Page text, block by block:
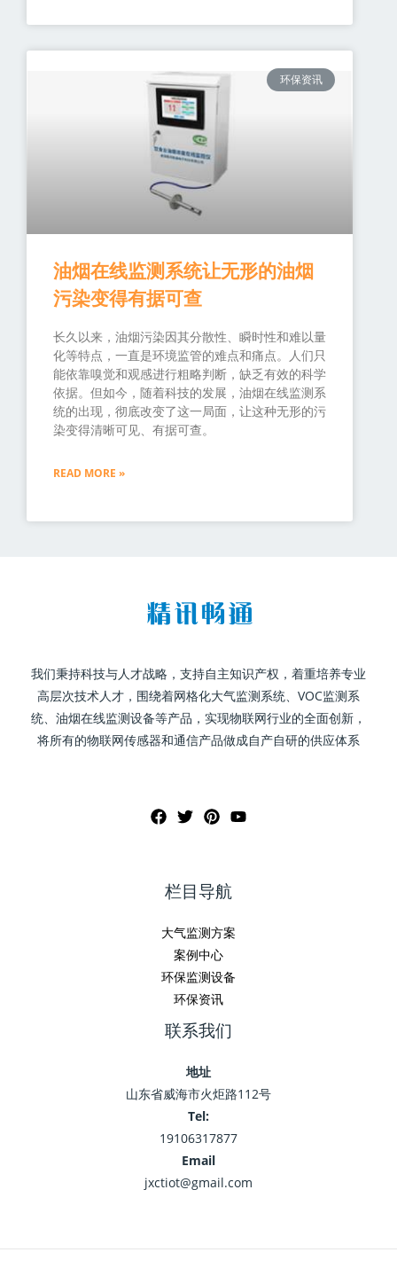
环保资讯
油烟在线监测系统让无形的油烟
污染变得有据可查
长久以来，油烟污染因其分散性、瞬时性和难以量
化等特点，一直是环境监管的难点和痛点。人们只
能依靠嗅觉和观感进行粗略判断，缺乏有效的科学
依据。但如今，随着科技的发展，油烟在线监测系
统的出现，彻底改变了这一局面，让这种无形的污
染变得清晰可见、有据可查。
READ MORE »
我们秉持科技与人才战略，支持自主知识产权，着重培养专业
高层次技术人才，围绕着网格化大气监测系统、VOC监测系
统、油烟在线监测设备等产品，实现物联网行业的全面创新，
将所有的物联网传感器和通信产品做成自产自研的供应体系
栏目导航
大气监测方案
案例中心
环保监测设备
环保资讯
联系我们
地址
山东省威海市火炬路112号
Tel:
19106317877
Email
jxctiot@gmail.com